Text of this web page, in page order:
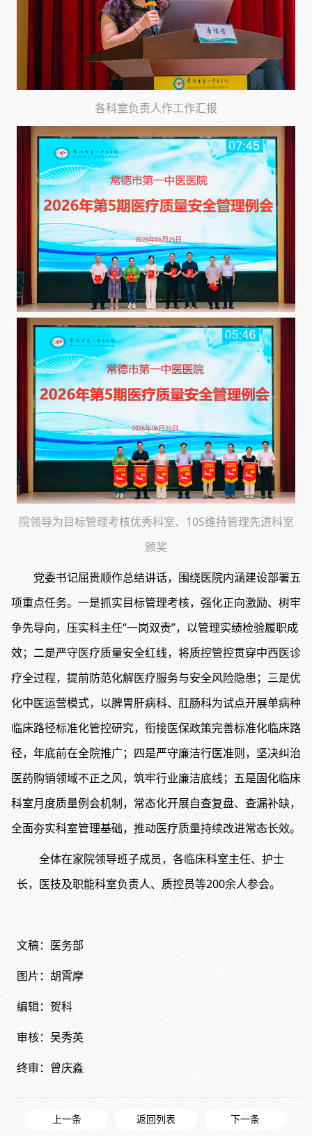
各科室负责人作工作汇报
院领导为目标管理考核优秀科室、10S维持管理先进科室
颁奖
党委书记屈贵顺作总结讲话，围绕医院内涵建设部署五
项重点任务。一是抓实目标管理考核，强化正向激励、树牢
争先导向，压实科主任“一岗双责”，以管理实绩检验履职成
效；二是严守医疗质量安全红线，将质控管控贯穿中西医诊
疗全过程，提前防范化解医疗服务与安全风险隐患；三是优
化中医运营模式，以脾胃肝病科、肛肠科为试点开展单病种
临床路径标准化管控研究，衔接医保政策完善标准化临床路
径，年底前在全院推广；四是严守廉洁行医准则，坚决纠治
医药购销领域不正之风，筑牢行业廉洁底线；五是固化临床
科室月度质量例会机制，常态化开展自查复盘、查漏补缺，
全面夯实科室管理基础，推动医疗质量持续改进常态长效。
全体在家院领导班子成员，各临床科室主任、护士
长，医技及职能科室负责人、质控员等200余人参会。
文稿：医务部
图片：胡霄摩
编辑：贺科
审核：吴秀英
终审：曾庆淼
上一条 返回列表 下一条